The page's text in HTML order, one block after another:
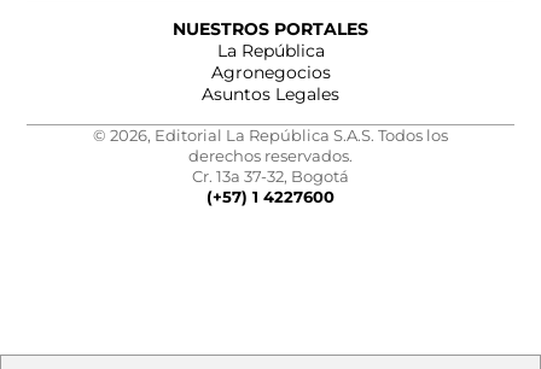
NUESTROS PORTALES
La República
Agronegocios
Asuntos Legales
© 2026, Editorial La República S.A.S. Todos los
derechos reservados.
Cr. 13a 37-32, Bogotá
(+57) 1 4227600